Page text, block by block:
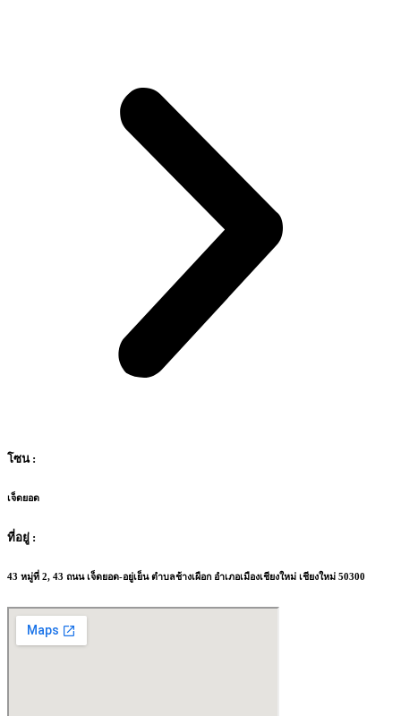
โซน :
เจ็ดยอด
ที่อยู่ :
43 หมู่ที่ 2, 43 ถนน เจ็ดยอด-อยู่เย็น ตำบลช้างเผือก อำเภอเมืองเชียงใหม่ เชียงใหม่ 50300